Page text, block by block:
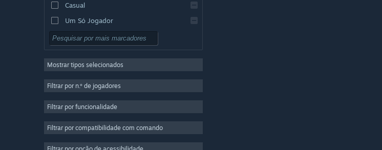
Casual
Um Só Jogador
Simulação
Estratégia
3D
Grátis para Jogar
Mostrar tipos selecionados
Filtrar por n.º de jogadores
Filtrar por funcionalidade
Filtrar por compatibilidade com comando